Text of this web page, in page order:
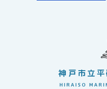
神戸市立
HIRAISO